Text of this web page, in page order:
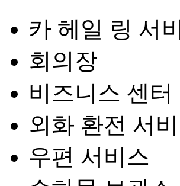
카 헤일 링 서
회의장
비즈니스 센터
외화 환전 서
우편 서비스